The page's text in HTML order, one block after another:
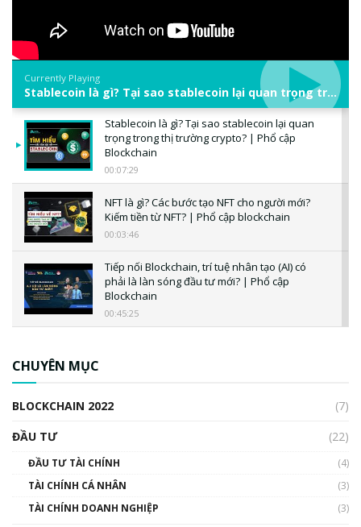
Currently Playing
Stablecoin là gì? Tại sao stablecoin lại quan trọng trong thị trường crypto? | Phổ cập Blockchain
Stablecoin là gì? Tại sao stablecoin lại quan
trọng trong thị trường crypto? | Phổ cập
Blockchain
00:07:29
NFT là gì? Các bước tạo NFT cho người mới?
Kiếm tiền từ NFT? | Phổ cập blockchain
00:03:46
Tiếp nối Blockchain, trí tuệ nhân tạo (AI) có
phải là làn sóng đầu tư mới? | Phổ cập
Blockchain
00:45:25
00:02:14
Nhìn lại năm 2022: Những sự kiện ảnh hưởng
đến hệ sinh thái tiền mã hoá | Phổ cập
CHUYÊN MỤC
BLOCKCHAIN 2022
(7)
ĐẦU TƯ
(22)
ĐẦU TƯ TÀI CHÍNH
(4)
TÀI CHÍNH CÁ NHÂN
(3)
TÀI CHÍNH DOANH NGHIỆP
(3)